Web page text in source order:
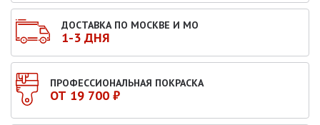
ДОСТАВКА ПО МОСКВЕ И МО
1-3 ДНЯ
ПРОФЕССИОНАЛЬНАЯ ПОКРАСКА
ОТ 19 700 ₽